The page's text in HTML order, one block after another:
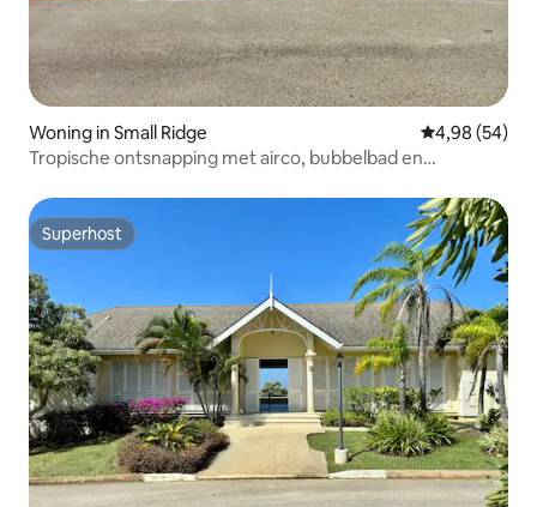
Woning in Small Ridge Gemiddelde
4,98 (54)
Tropische ontsnapping met airco, bubbelbad en
Superhost
Superhost